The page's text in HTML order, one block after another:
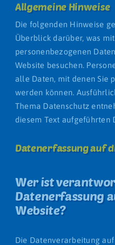
Restaurant
Fitness Club
Allgemeine Hinweise
Die folgenden Hinweise
Überblick darüber, was
personenbezogenen
Website besuchen.
alle Daten, mit denen Sie
werden können.
Thema Datenschutz
diesem Text aufgeführten
Datenerfassung auf
Wer ist
Datenerfassung
Website?
Die Datenverarbeitung